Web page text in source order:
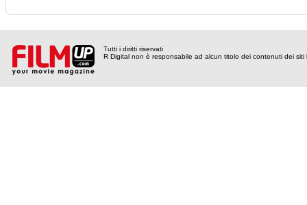
Tutti i diritti riservati
R Digital non è responsabile ad alcun titolo dei contenuti dei siti